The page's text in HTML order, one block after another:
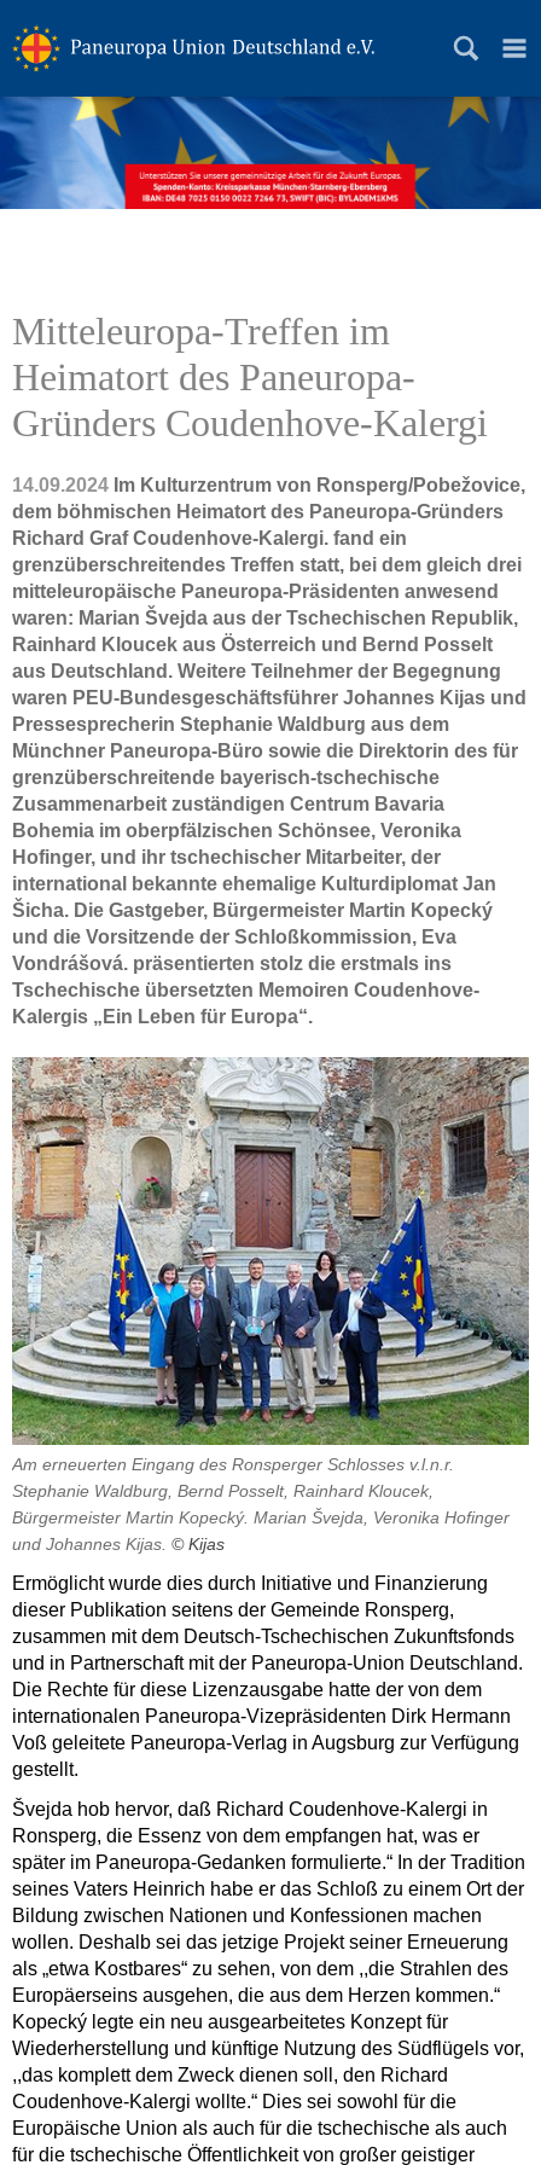
Mitteleuropa-Treffen im
Heimatort des Paneuropa-
Gründers Coudenhove-Kalergi
14.09.2024 Im Kulturzentrum von Ronsperg/Pobežovice,
dem böhmischen Heimatort des Paneuropa-Gründers
Richard Graf Coudenhove-Kalergi. fand ein
grenzüberschreitendes Treffen statt, bei dem gleich drei
mitteleuropäische Paneuropa-Präsidenten anwesend
waren: Marian Švejda aus der Tschechischen Republik,
Rainhard Kloucek aus Österreich und Bernd Posselt
aus Deutschland. Weitere Teilnehmer der Begegnung
waren PEU-Bundesgeschäftsführer Johannes Kijas und
Pressesprecherin Stephanie Waldburg aus dem
Münchner Paneuropa-Büro sowie die Direktorin des für
grenzüberschreitende bayerisch-tschechische
Zusammenarbeit zuständigen Centrum Bavaria
Bohemia im oberpfälzischen Schönsee, Veronika
Hofinger, und ihr tschechischer Mitarbeiter, der
international bekannte ehemalige Kulturdiplomat Jan
Šicha. Die Gastgeber, Bürgermeister Martin Kopecký
und die Vorsitzende der Schloßkommission, Eva
Vondrášová. präsentierten stolz die erstmals ins
Tschechische übersetzten Memoiren Coudenhove-
Kalergis „Ein Leben für Europa“.
Am erneuerten Eingang des Ronsperger Schlosses v.l.n.r.
Stephanie Waldburg, Bernd Posselt, Rainhard Kloucek,
Bürgermeister Martin Kopecký. Marian Švejda, Veronika Hofinger
und Johannes Kijas. © Kijas
Ermöglicht wurde dies durch Initiative und Finanzierung
dieser Publikation seitens der Gemeinde Ronsperg,
zusammen mit dem Deutsch-Tschechischen Zukunftsfonds
und in Partnerschaft mit der Paneuropa-Union Deutschland.
Die Rechte für diese Lizenzausgabe hatte der von dem
internationalen Paneuropa-Vizepräsidenten Dirk Hermann
Voß geleitete Paneuropa-Verlag in Augsburg zur Verfügung
gestellt.
Švejda hob hervor, daß Richard Coudenhove-Kalergi in
Ronsperg, die Essenz von dem empfangen hat, was er
später im Paneuropa-Gedanken formulierte.“ In der Tradition
seines Vaters Heinrich habe er das Schloß zu einem Ort der
Bildung zwischen Nationen und Konfessionen machen
wollen. Deshalb sei das jetzige Projekt seiner Erneuerung
als „etwa Kostbares“ zu sehen, von dem ,,die Strahlen des
Europäerseins ausgehen, die aus dem Herzen kommen.“
Kopecký legte ein neu ausgearbeitetes Konzept für
Wiederherstellung und künftige Nutzung des Südflügels vor,
,,das komplett dem Zweck dienen soll, den Richard
Coudenhove-Kalergi wollte.“ Dies sei sowohl für die
Europäische Union als auch für die tschechische als auch
für die tschechische Öffentlichkeit von großer geistiger
Grundsätze
Geschichte
Präsidium
Landesverbände
Paneuropa Jugend
Mitmachen
Datenschutz
Impressum